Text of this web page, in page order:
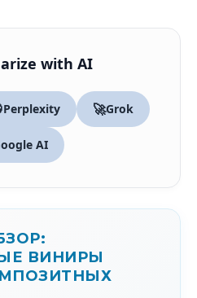
with AI
Perplexity 🚀Grok
AI
ВИНИРЫ